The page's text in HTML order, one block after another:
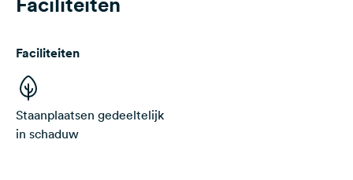
Faciliteiten
Staanplaatsen gedeeltelijk
in schaduw